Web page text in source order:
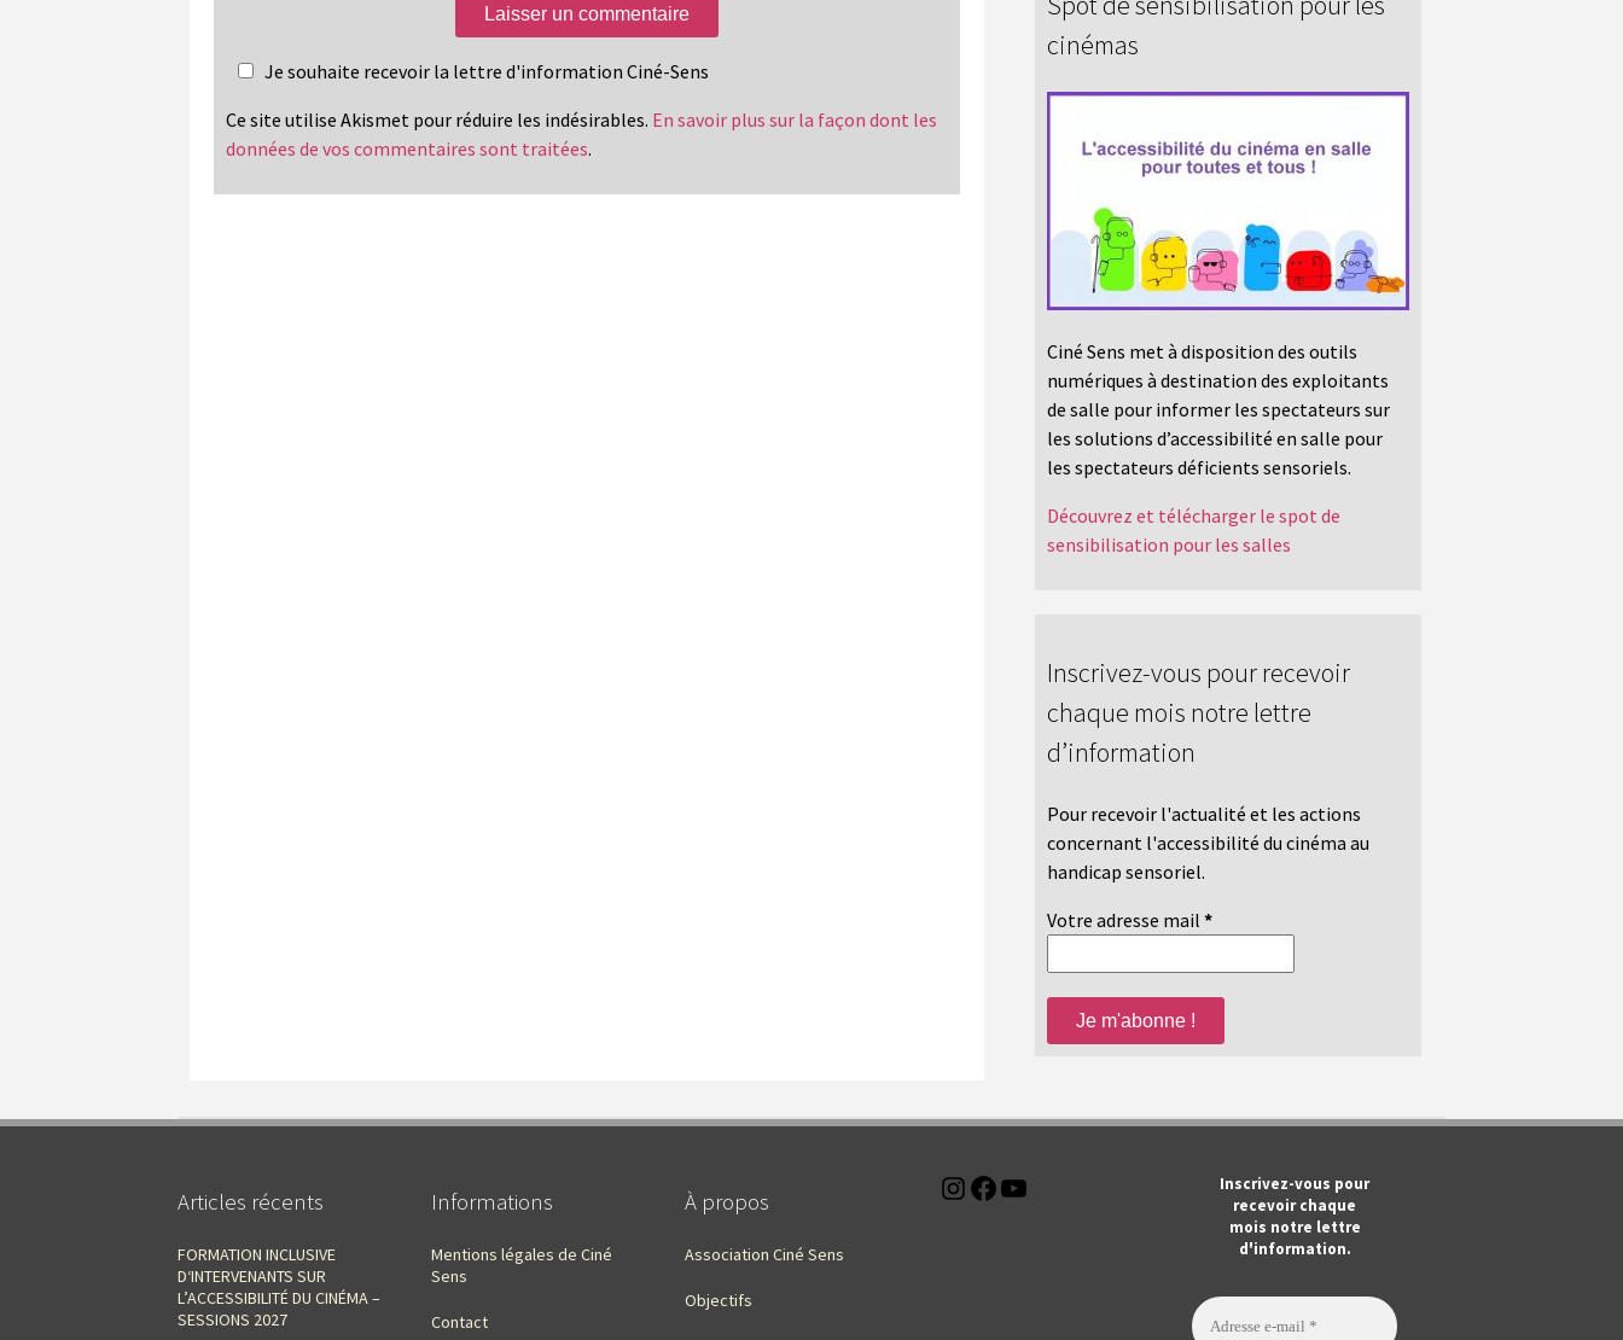
Je souhaite recevoir la lettre d'information Ciné-Sens
Ce site utilise Akismet pour réduire les indésirables. En savoir plus sur la façon dont les
données de vos commentaires sont traitées.
cinémas
Ciné Sens met à disposition des outils
numériques à destination des exploitants
de salle pour informer les spectateurs sur
les solutions d’accessibilité en salle pour
les spectateurs déficients sensoriels.
Découvrez et télécharger le spot de
sensibilisation pour les salles
Inscrivez-vous pour recevoir
chaque mois notre lettre
d’information
Pour recevoir l'actualité et les actions
concernant l'accessibilité du cinéma au
handicap sensoriel.
Votre adresse mail *
Articles récents
FORMATION INCLUSIVE
D‘INTERVENANTS SUR
L’ACCESSIBILITÉ DU CINÉMA –
SESSIONS 2027
Informations
Mentions légales de Ciné
Sens
Contact
À propos
Association Ciné Sens
Objectifs
Instagram
Facebook
Inscrivez-vous pour
recevoir chaque
mois notre lettre
d'information.